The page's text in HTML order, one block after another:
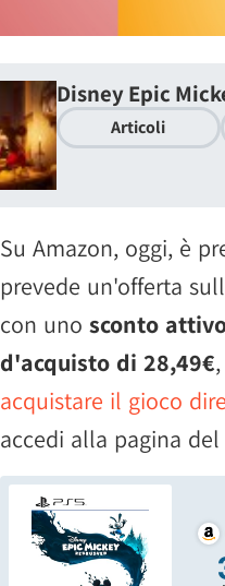
Disney Epic
Articoli
Su Amazon, oggi, è
prevede un'offerta
con uno sconto
d'acquisto di 28,49€
acquistare il gioco
accedi alla pagina